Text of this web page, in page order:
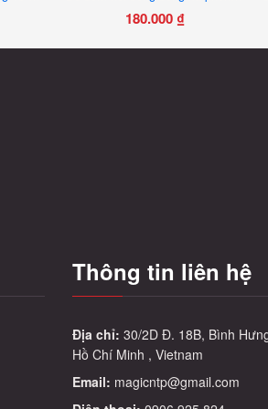
180.000 ₫
Thông tin liên hệ
Địa chỉ: 30/2D Đ. 18B, Bình
Hồ Chí Minh , Vietnam
Email: magicntp@gmail.com